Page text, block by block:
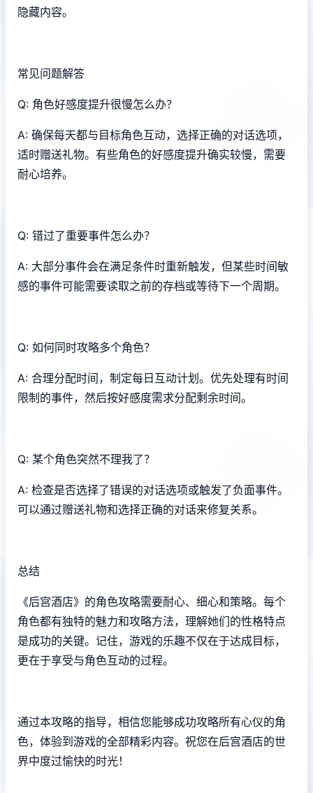
隐藏内容。
常见问题解答
Q: 角色好感度提升很慢怎么办？
A: 确保每天都与目标角色互动，选择正确的对话选项，
适时赠送礼物。有些角色的好感度提升确实较慢，需要
耐心培养。
Q: 错过了重要事件怎么办？
A: 大部分事件会在满足条件时重新触发，但某些时间敏
感的事件可能需要读取之前的存档或等待下一个周期。
Q: 如何同时攻略多个角色？
A: 合理分配时间，制定每日互动计划。优先处理有时间
限制的事件，然后按好感度需求分配剩余时间。
Q: 某个角色突然不理我了？
A: 检查是否选择了错误的对话选项或触发了负面事件。
可以通过赠送礼物和选择正确的对话来修复关系。
总结
《后宫酒店》的角色攻略需要耐心、细心和策略。每个
角色都有独特的魅力和攻略方法，理解她们的性格特点
是成功的关键。记住，游戏的乐趣不仅在于达成目标，
更在于享受与角色互动的过程。
通过本攻略的指导，相信您能够成功攻略所有心仪的角
色，体验到游戏的全部精彩内容。祝您在后宫酒店的世
界中度过愉快的时光！